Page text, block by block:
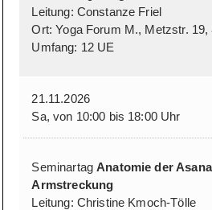
Leitung: Constanze Friel
Ort: Yoga Forum M., Metzstr. 19,
Umfang: 12 UE
21.11.2026
Sa, von 10:00 bis 18:00 Uhr
SeminartagAnatomie der
Armstreckung
Leitung: Christine Kmoch-Tölle